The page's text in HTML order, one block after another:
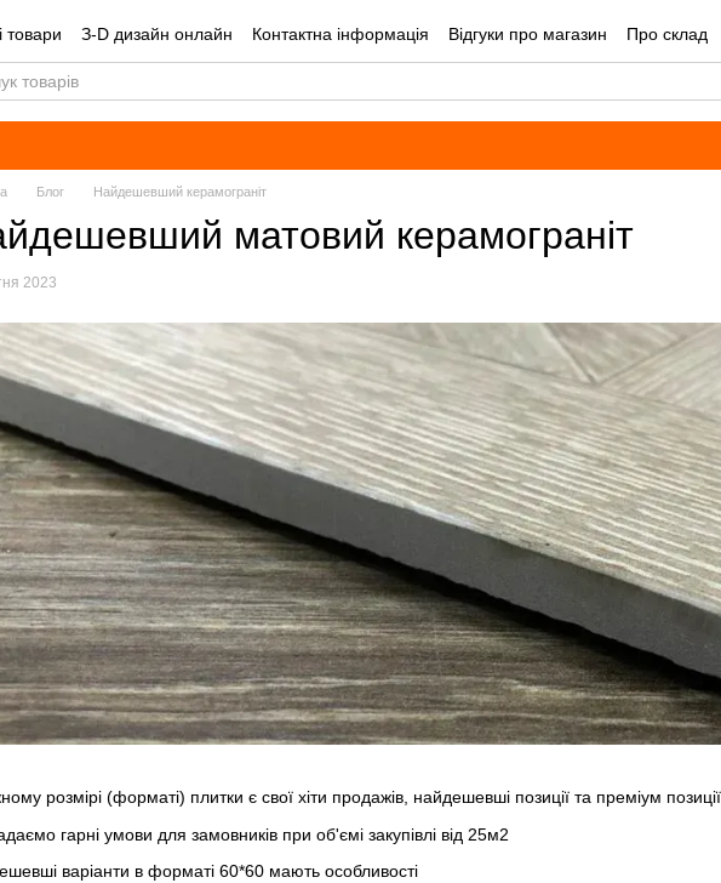
товари З-D дизайн онлайн Контактна інформація Відгуки про магазин
Про склад
та повернення
Блог Угода користувача Оплата і доставка
Блог Найдешевший керамограніт
матовий керамограніт
2023
розмірі (форматі) плитки є свої хіти продажів, найдешевші позиції та преміум позиції
гарні умови для замовників при об'ємі закупівлі від 25м2
варіанти в форматі 60*60 мають особливості